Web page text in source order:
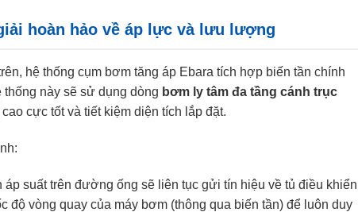
hoàn hảo về áp lực và lưu lượng
hệ thống cụm bơm tăng áp Ebara tích hợp biến tần chính
này sẽ sử dụng dòng bơm ly tâm đa tầng cánh trục
cực tốt và tiết kiệm diện tích lắp đặt.
áp suất trên đường ống sẽ liên tục gửi tín hiệu về tủ điều khiển
độ vòng quay của máy bơm (thông qua biến tần) để luôn duy